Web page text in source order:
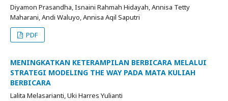
Diyamon Prasandha, Isnaini Rahmah Hidayah, Annisa Tetty
Maharani, Andi Waluyo, Annisa Aqil Saputri
PDF
MENINGKATKAN KETERAMPILAN BERBICARA MELALUI
STRATEGI MODELING THE WAY PADA MATA KULIAH
BERBICARA
Lalita Melasarianti, Uki Harres Yulianti